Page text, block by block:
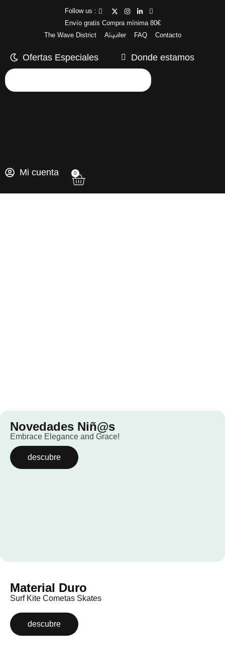
Follow us :
Envío gratis Compra mínima 80€
The Wave District
Alquiler FAQ Contacto
Ofertas Especiales Donde estamos
Mi cuenta 0
Novedades Niñ@s
Embrace Elegance and Grace!
descubre
Material Duro
Surf Kite Cometas Skates
descubre